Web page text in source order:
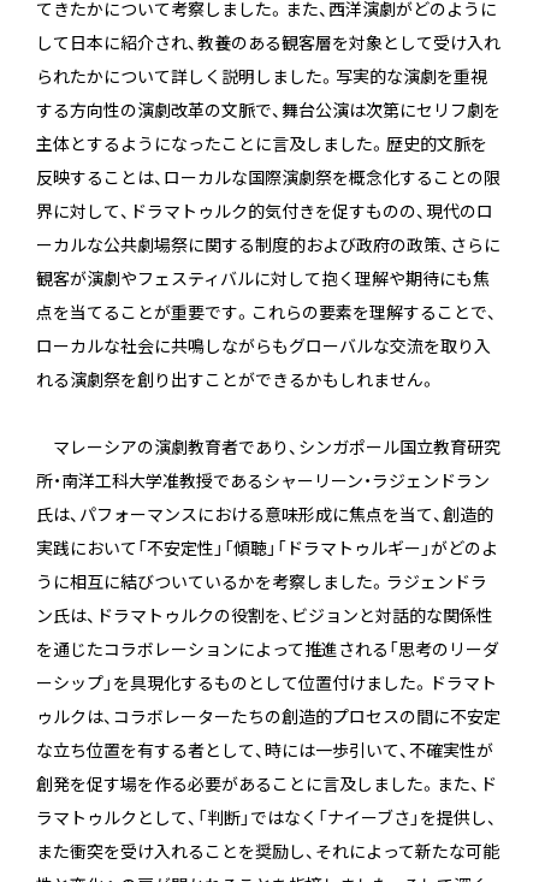
てきたかについて考察しました。また、西洋演劇がどのように
して日本に紹介され、教養のある観客層を対象として受け入れ
られたかについて詳しく説明しました。写実的な演劇を重視
する方向性の演劇改革の文脈で、舞台公演は次第にセリフ劇を
主体とするようになったことに言及しました。歴史的文脈を
反映することは、ローカルな国際演劇祭を概念化することの限
界に対して、ドラマトゥルク的気付きを促すものの、現代のロ
ーカルな公共劇場祭に関する制度的および政府の政策、さらに
観客が演劇やフェスティバルに対して抱く理解や期待にも焦
点を当てることが重要です。これらの要素を理解することで、
ローカルな社会に共鳴しながらもグローバルな交流を取り入
れる演劇祭を創り出すことができるかもしれません。
マレーシアの演劇教育者であり、シンガポール国立教育研究
所・南洋工科大学准教授であるシャーリーン・ラジェンドラン
氏は、パフォーマンスにおける意味形成に焦点を当て、創造的
実践において「不安定性」「傾聴」「ドラマトゥルギー」がどのよ
うに相互に結びついているかを考察しました。ラジェンドラ
ン氏は、ドラマトゥルクの役割を、ビジョンと対話的な関係性
を通じたコラボレーションによって推進される「思考のリーダ
ーシップ」を具現化するものとして位置付けました。ドラマト
ゥルクは、コラボレーターたちの創造的プロセスの間に不安定
な立ち位置を有する者として、時には一歩引いて、不確実性が
創発を促す場を作る必要があることに言及しました。また、ド
ラマトゥルクとして、「判断」ではなく「ナイーブさ」を提供し、
また衝突を受け入れることを奨励し、それによって新たな可能